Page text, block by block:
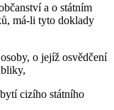
a o státním
má-li tyto doklady
o jejíž osvědčení
cizího státního